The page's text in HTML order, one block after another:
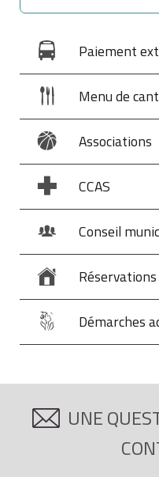
Paiement
Menu de
Associations
CCAS
Conseil
Démarches
UNE